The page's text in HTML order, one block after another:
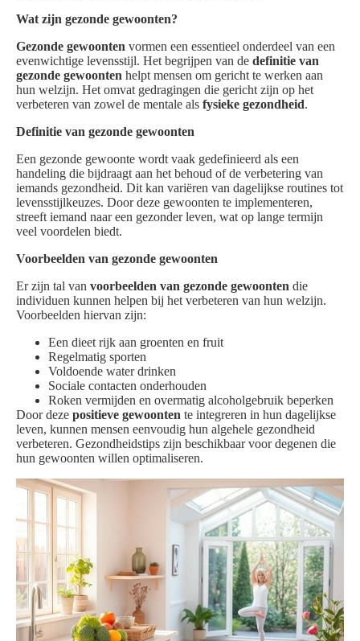
Wat zijn gezonde gewoonten?
Gezonde gewoonten vormen een essentieel onderdeel van een
evenwichtige levensstijl. Het begrijpen van de definitie van
gezonde gewoonten helpt mensen om gericht te werken aan
hun welzijn. Het omvat gedragingen die gericht zijn op het
verbeteren van zowel de mentale als fysieke gezondheid.
Definitie van gezonde gewoonten
Een gezonde gewoonte wordt vaak gedefinieerd als een
handeling die bijdraagt aan het behoud of de verbetering van
iemands gezondheid. Dit kan variëren van dagelijkse routines tot
levensstijlkeuzes. Door deze gewoonten te implementeren,
streeft iemand naar een gezonder leven, wat op lange termijn
veel voordelen biedt.
Voorbeelden van gezonde gewoonten
Er zijn tal van voorbeelden van gezonde gewoonten die
individuen kunnen helpen bij het verbeteren van hun welzijn.
Voorbeelden hiervan zijn:
Een dieet rijk aan groenten en fruit
Regelmatig sporten
Voldoende water drinken
Sociale contacten onderhouden
Roken vermijden en overmatig alcoholgebruik beperken
Door deze positieve gewoonten te integreren in hun dagelijkse
leven, kunnen mensen eenvoudig hun algehele gezondheid
verbeteren. Gezondheidstips zijn beschikbaar voor degenen die
hun gewoonten willen optimaliseren.